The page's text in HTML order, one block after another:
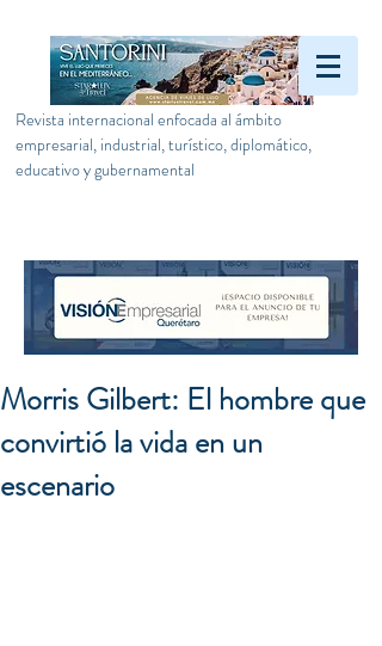
Revista internacional enfocada al ámbito
empresarial, industrial, turístico, diplomático,
educativo y gubernamental
Morris Gilbert: El hombre que
convirtió la vida en un
escenario